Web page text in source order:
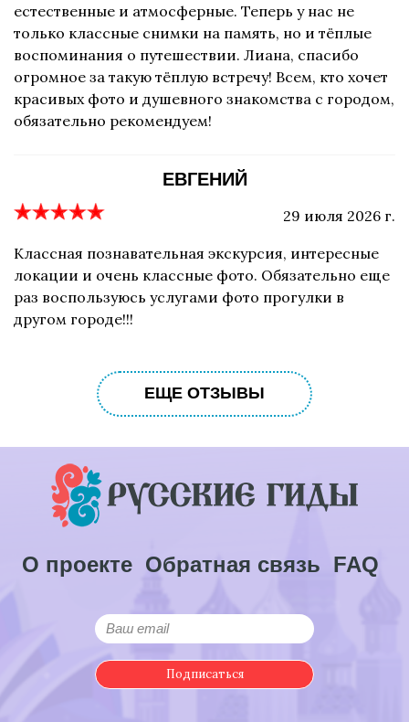
естественные и атмосферные. Теперь у нас не
только классные снимки на память, но и тёплые
воспоминания о путешествии. Лиана, спасибо
огромное за такую тёплую встречу! Всем, кто хочет
красивых фото и душевного знакомства с городом,
обязательно рекомендуем!
ЕВГЕНИЙ
29 июля 2026 г.
Классная познавательная экскурсия, интересные
локации и очень классные фото. Обязательно еще
раз воспользуюсь услугами фото прогулки в
другом городе!!!
ЕЩЕ ОТЗЫВЫ
О проекте Обратная связь FAQ
Подписаться